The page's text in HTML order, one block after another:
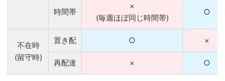
時間帯
×
(毎週ほぼ同じ時間帯)
○
不在時
(留守時)
置き配 ○ ×
再配達 × ○